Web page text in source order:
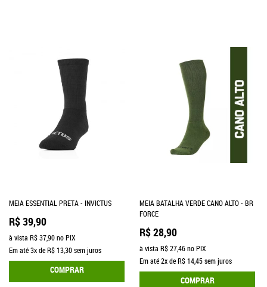
MEIA ESSENTIAL PRETA - INVICTUS
R$ 39,90
à vista R$ 37,90no PIX
Em até3xdeR$ 13,30sem juros
COMPRAR
MEIA BATALHA VERDE CANO ALTO - BR
FORCE
R$ 28,90
à vista R$ 27,46no PIX
Em até2xdeR$ 14,45sem juros
COMPRAR